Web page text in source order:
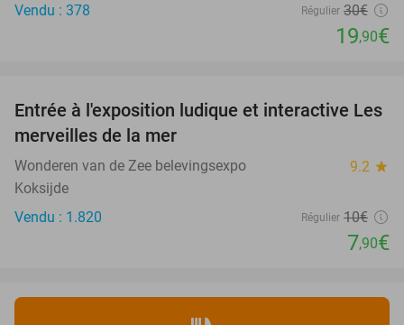
Vendu : 378
Régulier 30€
19,90€
21%
Entrée à l'exposition ludique et interactive Les
merveilles de la mer
Wonderen van de Zee belevingsexpo 9.2 star
Koksijde
Vendu : 1.820
Régulier 10€
7,90€